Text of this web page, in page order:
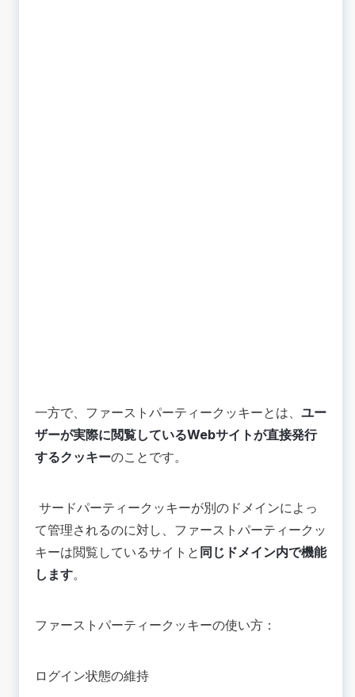
一方で、ファーストパーティークッキーとは、 ユー
ザーが実際に閲覧しているWebサイトが直接発行
するクッキーのことです。
サードパーティークッキーが別のドメインによっ
て管理されるのに対し、ファーストパーティークッ
キーは閲覧しているサイトと 同じドメイン内で機能
します。
ファーストパーティークッキーの使い方：
ログイン状態の維持